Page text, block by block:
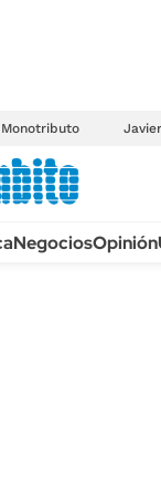
Monotributo
NegociosOpinión